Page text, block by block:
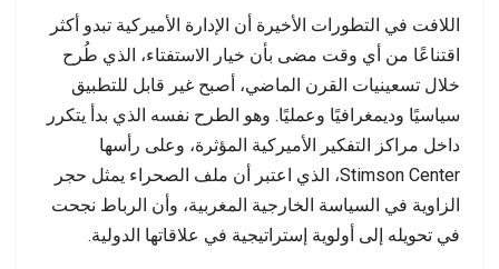
اللافت في التطورات الأخيرة أن الإدارة الأميركية تبدو أكثر
اقتناعًا من أي وقت مضى بأن خيار الاستفتاء، الذي طُرح
خلال تسعينيات القرن الماضي، أصبح غير قابل للتطبيق
سياسيًا وديمغرافيًا وعمليًا. وهو الطرح نفسه الذي بدأ يتكرر
داخل مراكز التفكير الأميركية المؤثرة، وعلى رأسها
Stimson Center، الذي اعتبر أن ملف الصحراء يمثل حجر
الزاوية في السياسة الخارجية المغربية، وأن الرباط نجحت
في تحويله إلى أولوية إستراتيجية في علاقاتها الدولية.